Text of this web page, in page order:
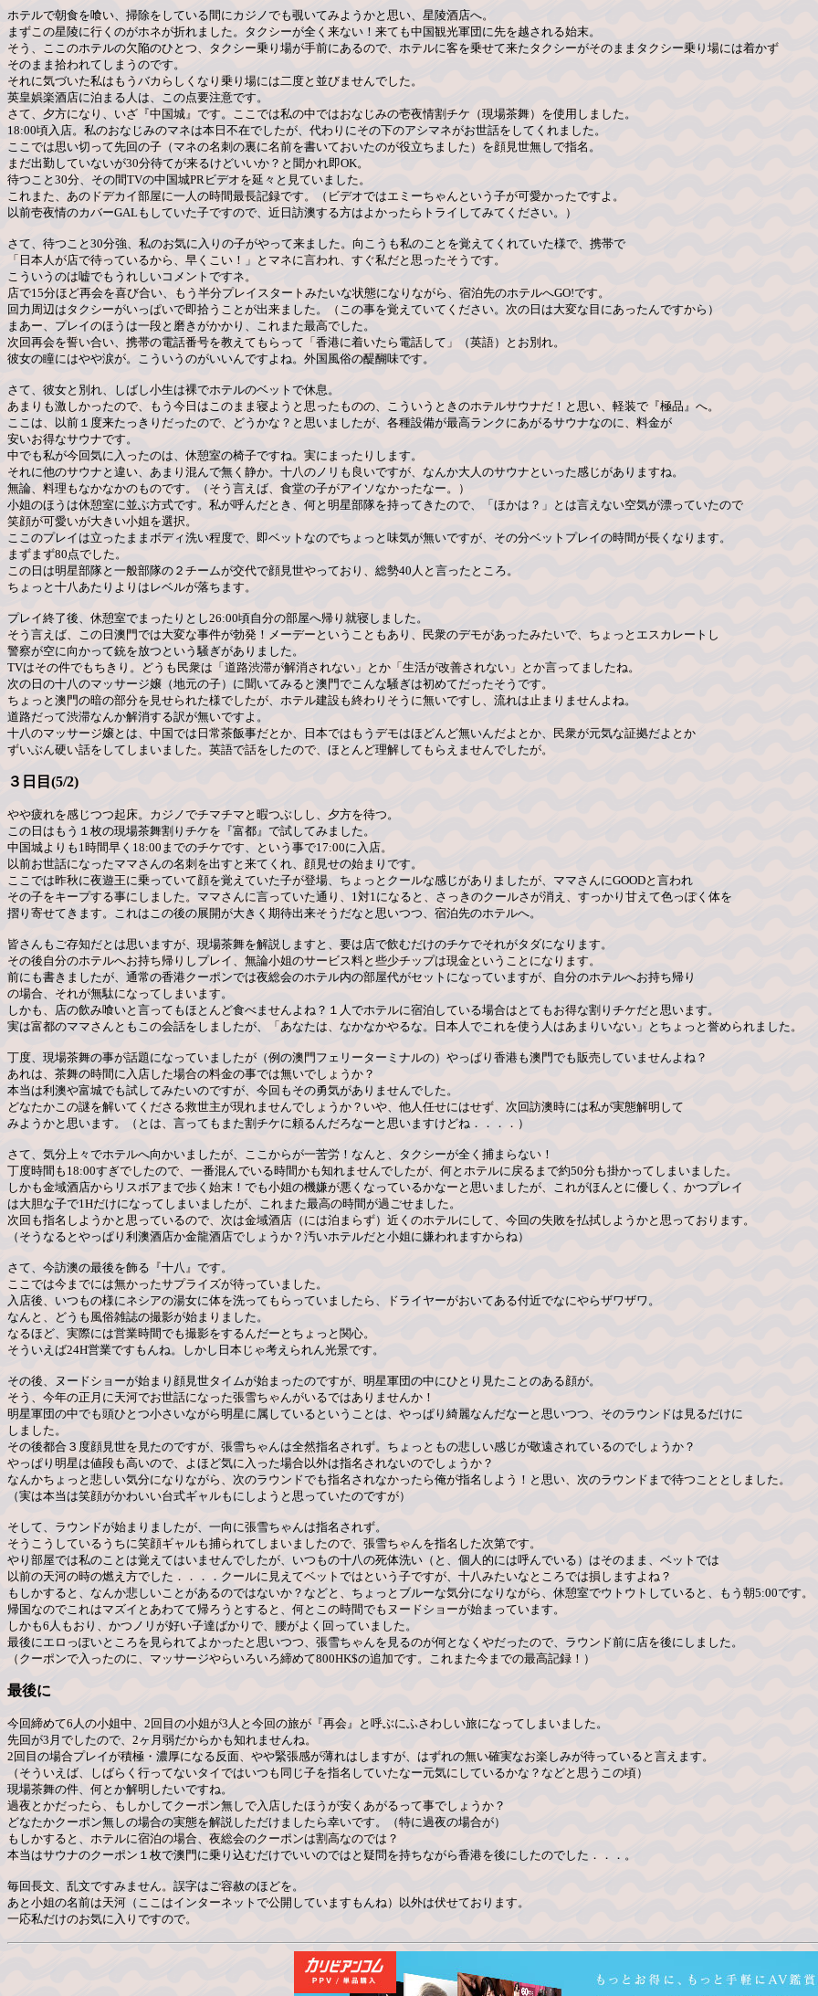
ホテルで朝食を喰い、掃除をしている間にカジノでも覗いてみようかと思い、星陵酒店へ。
まずこの星陵に行くのがホネが折れました。タクシーが全く来ない！来ても中国観光軍団に先を越される始末。
そう、ここのホテルの欠陥のひとつ、タクシー乗り場が手前にあるので、ホテルに客を乗せて来たタクシーがそのままタクシー乗り場には着かず
そのまま拾われてしまうのです。
それに気づいた私はもうバカらしくなり乗り場には二度と並びませんでした。
英皇娯楽酒店に泊まる人は、この点要注意です。
さて、夕方になり、いざ『中国城』です。ここでは私の中ではおなじみの壱夜情割チケ（現場茶舞）を使用しました。
18:00頃入店。私のおなじみのマネは本日不在でしたが、代わりにその下のアシマネがお世話をしてくれました。
ここでは思い切って先回の子（マネの名刺の裏に名前を書いておいたのが役立ちました）を顔見世無しで指名。
まだ出勤していないが30分待てが来るけどいいか？と聞かれ即OK。
待つこと30分、その間TVの中国城PRビデオを延々と見ていました。
これまた、あのドデカイ部屋に一人の時間最長記録です。（ビデオではエミーちゃんという子が可愛かったですよ。
以前壱夜情のカバーGALもしていた子ですので、近日訪澳する方はよかったらトライしてみてください。）
さて、待つこと30分強、私のお気に入りの子がやって来ました。向こうも私のことを覚えてくれていた様で、携帯で
「日本人が店で待っているから、早くこい！」とマネに言われ、すぐ私だと思ったそうです。
こういうのは嘘でもうれしいコメントですネ。
店で15分ほど再会を喜び合い、もう半分プレイスタートみたいな状態になりながら、宿泊先のホテルへGO!です。
回力周辺はタクシーがいっぱいで即拾うことが出来ました。（この事を覚えていてください。次の日は大変な目にあったんですから）
まあー、プレイのほうは一段と磨きがかかり、これまた最高でした。
次回再会を誓い合い、携帯の電話番号を教えてもらって「香港に着いたら電話して」（英語）とお別れ。
彼女の瞳にはやや涙が。こういうのがいいんですよね。外国風俗の醍醐味です。
さて、彼女と別れ、しばし小生は裸でホテルのベットで休息。
あまりも激しかったので、もう今日はこのまま寝ようと思ったものの、こういうときのホテルサウナだ！と思い、軽装で『極品』へ。
ここは、以前１度来たっきりだったので、どうかな？と思いましたが、各種設備が最高ランクにあがるサウナなのに、料金が
安いお得なサウナです。
中でも私が今回気に入ったのは、休憩室の椅子ですね。実にまったりします。
それに他のサウナと違い、あまり混んで無く静か。十八のノリも良いですが、なんか大人のサウナといった感じがありますね。
無論、料理もなかなかのものです。（そう言えば、食堂の子がアイソなかったなー。）
小姐のほうは休憩室に並ぶ方式です。私が呼んだとき、何と明星部隊を持ってきたので、「ほかは？」とは言えない空気が漂っていたので
笑顔が可愛いが大きい小姐を選択。
ここのプレイは立ったままボディ洗い程度で、即ベットなのでちょっと味気が無いですが、その分ベットプレイの時間が長くなります。
まずまず80点でした。
この日は明星部隊と一般部隊の２チームが交代で顔見世やっており、総勢40人と言ったところ。
ちょっと十八あたりよりはレベルが落ちます。
プレイ終了後、休憩室でまったりとし26:00頃自分の部屋へ帰り就寝しました。
そう言えば、この日澳門では大変な事件が勃発！メーデーということもあり、民衆のデモがあったみたいで、ちょっとエスカレートし
警察が空に向かって銃を放つという騒ぎがありました。
TVはその件でもちきり。どうも民衆は「道路渋滞が解消されない」とか「生活が改善されない」とか言ってましたね。
次の日の十八のマッサージ嬢（地元の子）に聞いてみると澳門でこんな騒ぎは初めてだったそうです。
ちょっと澳門の暗の部分を見せられた様でしたが、ホテル建設も終わりそうに無いですし、流れは止まりませんよね。
道路だって渋滞なんか解消する訳が無いですよ。
十八のマッサージ嬢とは、中国では日常茶飯事だとか、日本ではもうデモはほどんど無いんだよとか、民衆が元気な証拠だよとか
ずいぶん硬い話をしてしまいました。英語で話をしたので、ほとんど理解してもらえませんでしたが。
３日目(5/2)
やや疲れを感じつつ起床。カジノでチマチマと暇つぶしし、夕方を待つ。
この日はもう１枚の現場茶舞割りチケを『富都』で試してみました。
中国城よりも1時間早く18:00までのチケです、という事で17:00に入店。
以前お世話になったママさんの名刺を出すと来てくれ、顔見せの始まりです。
ここでは昨秋に夜遊王に乗っていて顔を覚えていた子が登場、ちょっとクールな感じがありましたが、ママさんにGOODと言われ
その子をキープする事にしました。ママさんに言っていた通り、1対1になると、さっきのクールさが消え、すっかり甘えて色っぽく体を
摺り寄せてきます。これはこの後の展開が大きく期待出来そうだなと思いつつ、宿泊先のホテルへ。
皆さんもご存知だとは思いますが、現場茶舞を解説しますと、要は店で飲むだけのチケでそれがタダになります。
その後自分のホテルへお持ち帰りしプレイ、無論小姐のサービス料と些少チップは現金ということになります。
前にも書きましたが、通常の香港クーポンでは夜総会のホテル内の部屋代がセットになっていますが、自分のホテルへお持ち帰り
の場合、それが無駄になってしまいます。
しかも、店の飲み喰いと言ってもほとんど食べませんよね？１人でホテルに宿泊している場合はとてもお得な割りチケだと思います。
実は富都のママさんともこの会話をしましたが、「あなたは、なかなかやるな。日本人でこれを使う人はあまりいない」とちょっと誉められました。
丁度、現場茶舞の事が話題になっていましたが（例の澳門フェリーターミナルの）やっぱり香港も澳門でも販売していませんよね？
あれは、茶舞の時間に入店した場合の料金の事では無いでしょうか？
本当は利澳や富城でも試してみたいのですが、今回もその勇気がありませんでした。
どなたかこの謎を解いてくださる救世主が現れませんでしょうか？いや、他人任せにはせず、次回訪澳時には私が実態解明して
みようかと思います。（とは、言ってもまた割チケに頼るんだろなーと思いますけどね．．．．）
さて、気分上々でホテルへ向かいましたが、ここからが一苦労！なんと、タクシーが全く捕まらない！
丁度時間も18:00すぎでしたので、一番混んでいる時間かも知れませんでしたが、何とホテルに戻るまで約50分も掛かってしまいました。
しかも金域酒店からリスボアまで歩く始末！でも小姐の機嫌が悪くなっているかなーと思いましたが、これがほんとに優しく、かつプレイ
は大胆な子で1Hだけになってしまいましたが、これまた最高の時間が過ごせました。
次回も指名しようかと思っているので、次は金域酒店（には泊まらず）近くのホテルにして、今回の失敗を払拭しようかと思っております。
（そうなるとやっぱり利澳酒店か金龍酒店でしょうか？汚いホテルだと小姐に嫌われますからね）
さて、今訪澳の最後を飾る『十八』です。
ここでは今までには無かったサプライズが待っていました。
入店後、いつもの様にネシアの湯女に体を洗ってもらっていましたら、ドライヤーがおいてある付近でなにやらザワザワ。
なんと、どうも風俗雑誌の撮影が始まりました。
なるほど、実際には営業時間でも撮影をするんだーとちょっと関心。
そういえば24H営業ですもんね。しかし日本じゃ考えられん光景です。
その後、ヌードショーが始まり顔見世タイムが始まったのですが、明星軍団の中にひとり見たことのある顔が。
そう、今年の正月に天河でお世話になった張雪ちゃんがいるではありませんか！
明星軍団の中でも頭ひとつ小さいながら明星に属しているということは、やっぱり綺麗なんだなーと思いつつ、そのラウンドは見るだけに
しました。
その後都合３度顔見世を見たのですが、張雪ちゃんは全然指名されず。ちょっともの悲しい感じが敬遠されているのでしょうか？
やっぱり明星は値段も高いので、よほど気に入った場合以外は指名されないのでしょうか？
なんかちょっと悲しい気分になりながら、次のラウンドでも指名されなかったら俺が指名しよう！と思い、次のラウンドまで待つこととしました。
（実は本当は笑顔がかわいい台式ギャルもにしようと思っていたのですが）
そして、ラウンドが始まりましたが、一向に張雪ちゃんは指名されず。
そうこうしているうちに笑顔ギャルも捕られてしまいましたので、張雪ちゃんを指名した次第です。
やり部屋では私のことは覚えてはいませんでしたが、いつもの十八の死体洗い（と、個人的には呼んでいる）はそのまま、ベットでは
以前の天河の時の燃え方でした．．．．クールに見えてベットではという子ですが、十八みたいなところでは損しますよね？
もしかすると、なんか悲しいことがあるのではないか？などと、ちょっとブルーな気分になりながら、休憩室でウトウトしていると、もう朝5:00です。
帰国なのでこれはマズイとあわてて帰ろうとすると、何とこの時間でもヌードショーが始まっています。
しかも6人もおり、かつノリが好い子達ばかりで、腰がよく回っていました。
最後にエロっぽいところを見られてよかったと思いつつ、張雪ちゃんを見るのが何となくやだったので、ラウンド前に店を後にしました。
（クーポンで入ったのに、マッサージやらいろいろ締めて800HK$の追加です。これまた今までの最高記録！）
最後に
今回締めて6人の小姐中、2回目の小姐が3人と今回の旅が『再会』と呼ぶにふさわしい旅になってしまいました。
先回が3月でしたので、2ヶ月弱だからかも知れませんね。
2回目の場合プレイが積極・濃厚になる反面、やや緊張感が薄れはしますが、はずれの無い確実なお楽しみが待っていると言えます。
（そういえば、しばらく行ってないタイではいつも同じ子を指名していたなー元気にしているかな？などと思うこの頃）
現場茶舞の件、何とか解明したいですね。
過夜とかだったら、もしかしてクーポン無しで入店したほうが安くあがるって事でしょうか？
どなたかクーポン無しの場合の実態を解説しただけましたら幸いです。（特に過夜の場合が）
もしかすると、ホテルに宿泊の場合、夜総会のクーポンは割高なのでは？
本当はサウナのクーポン１枚で澳門に乗り込むだけでいいのではと疑問を持ちながら香港を後にしたのでした．．．。
毎回長文、乱文ですみません。誤字はご容赦のほどを。
あと小姐の名前は天河（ここはインターネットで公開していますもんね）以外は伏せております。
一応私だけのお気に入りですので。